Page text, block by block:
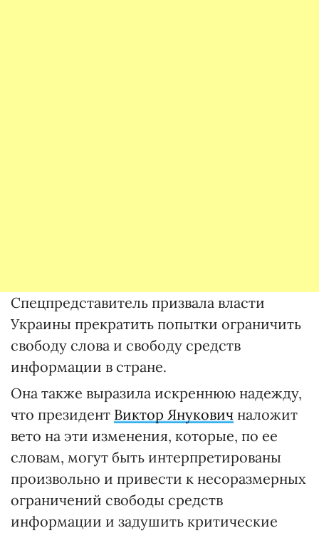
Спецпредставитель призвала власти
Украины прекратить попытки ограничить
свободу слова и свободу средств
информации в стране.
Она также выразила искреннюю надежду,
что президент Виктор Янукович наложит
вето на эти изменения, которые, по ее
словам, могут быть интерпретированы
произвольно и привести к несоразмерных
ограничений свободы средств
информации и задушить критические